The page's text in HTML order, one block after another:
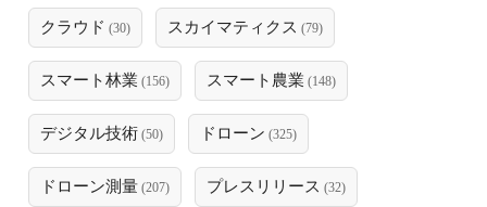
クラウド (30) スカイマティクス (79)
スマート林業 (156) スマート農業 (148)
デジタル技術 (50) ドローン (325)
ドローン測量 (207) プレスリリース (32)